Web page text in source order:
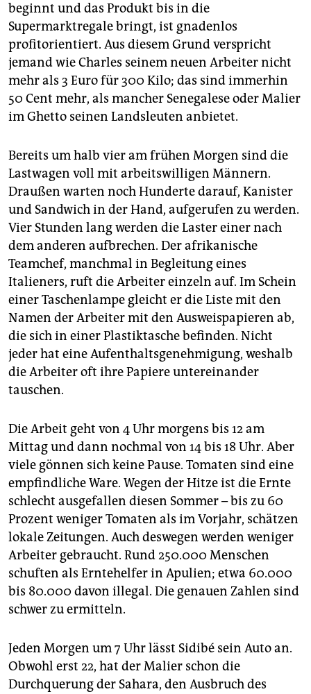
beginnt und das Produkt bis in die
Supermarktregale bringt, ist gnadenlos
profitorientiert. Aus diesem Grund verspricht
jemand wie Charles seinem neuen Arbeiter nicht
mehr als 3 Euro für 300 Kilo; das sind immerhin
50 Cent mehr, als mancher Senegalese oder Malier
im Ghetto seinen Landsleuten anbietet.
Bereits um halb vier am frühen Morgen sind die
Lastwagen voll mit arbeitswilligen Männern.
Draußen warten noch Hunderte darauf, Kanister
und Sandwich in der Hand, aufgerufen zu werden.
Vier Stunden lang werden die Laster einer nach
dem anderen aufbrechen. Der afrikanische
Teamchef, manchmal in Begleitung eines
Italieners, ruft die Arbeiter einzeln auf. Im Schein
einer Taschenlampe gleicht er die Liste mit den
Namen der Arbeiter mit den Ausweispapieren ab,
die sich in einer Plastiktasche befinden. Nicht
jeder hat eine Aufenthaltsgenehmigung, weshalb
die Arbeiter oft ihre Papiere untereinander
tauschen.
Die Arbeit geht von 4 Uhr morgens bis 12 am
Mittag und dann nochmal von 14 bis 18 Uhr. Aber
viele gönnen sich keine Pause. Tomaten sind eine
empfindliche Ware. Wegen der Hitze ist die Ernte
schlecht ausgefallen diesen Sommer – bis zu 60
Prozent weniger Tomaten als im Vorjahr, schätzen
lokale Zeitungen. Auch deswegen werden weniger
Arbeiter gebraucht. Rund 250.000 Menschen
schuften als Erntehelfer in Apulien; etwa 60.000
bis 80.000 davon illegal. Die genauen Zahlen sind
schwer zu ermitteln.
Jeden Morgen um 7 Uhr lässt Sidibé sein Auto an.
Obwohl erst 22, hat der Malier schon die
Durchquerung der Sahara, den Ausbruch des